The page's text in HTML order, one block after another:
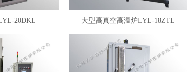
20DKL 大型高真空高温炉LYL-18ZTL